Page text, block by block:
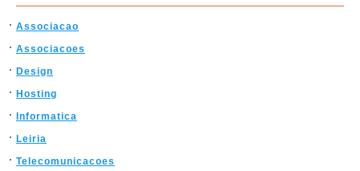
Associacao
Associacoes
Design
Hosting
Informatica
Leiria
Telecomunicacoes